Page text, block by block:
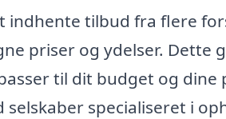
indhente tilbud fra flere
priser og ydelser.
til dit budget og
selskaber specialiseret i